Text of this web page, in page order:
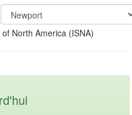
North America (ISNA)